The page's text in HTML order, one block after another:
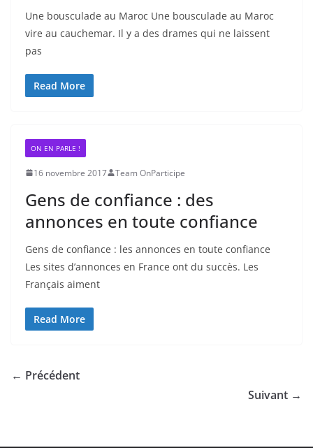
Une bousculade au Maroc Une bousculade au Maroc
vire au cauchemar. Il y a des drames qui ne laissent
pas
Read More
ON EN PARLE !
16 novembre 2017 Team OnParticipe
Gens de confiance : des
annonces en toute confiance
Gens de confiance : les annonces en toute confiance
Les sites d’annonces en France ont du succès. Les
Français aiment
Read More
← Précédent
Suivant →